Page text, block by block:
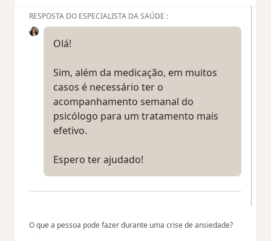
RESPOSTA DO ESPECIALISTA DA SAÚDE :
Olá!
Sim, além da medicação, em muitos
casos é necessário ter o
acompanhamento semanal do
psicólogo para um tratamento mais
efetivo.
Espero ter ajudado!
O que a pessoa pode fazer durante uma crise de ansiedade?